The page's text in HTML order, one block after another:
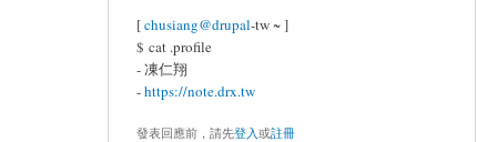
[chusiang@drupal-tw ~ ]
$ cat .profile
- 凍仁翔
-https://note.drx.tw
發表回應前，請先登入或註冊